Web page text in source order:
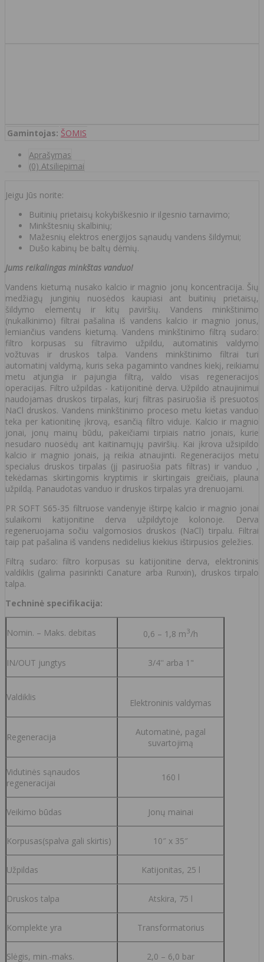
Gamintojas: ŠOMIS
Aprašymas
(0) Atsiliepimai
Jeigu Jūs norite:
Buitinių prietaisų kokybiškesnio ir ilgesnio tarnavimo;
Minkštesnių skalbinių;
Mažesnių elektros energijos sąnaudų vandens šildymui;
Dušo kabinų be baltų dėmių.
Jums reikalingas minkštas vanduo!
Vandens kietumą nusako kalcio ir magnio jonų koncentracija. Šių
medžiagų junginių nuosėdos kaupiasi ant buitinių prietaisų,
šildymo elementų ir kitų paviršių. Vandens minkštinimo
(nukalkinimo) filtrai pašalina iš vandens kalcio ir magnio jonus,
lemiančius vandens kietumą. Vandens minkštinimo filtrą sudaro:
filtro korpusas su filtravimo užpildu, automatinis valdymo
vožtuvas ir druskos talpa. Vandens minkštinimo filtrai turi
automatinį valdymą, kuris seka pagaminto vandnes kiekį, reikiamu
metu atjungia ir pajungia filtrą, valdo visas regeneracijos
operacijas. Filtro užpildas - katijonitinė derva. Užpildo atnaujinimui
naudojamas druskos tirpalas, kurį filtras pasiruošia iš presuotos
NaCl druskos. Vandens minkštinimo proceso metu kietas vanduo
teka per kationitinę įkrovą, esančią filtro viduje. Kalcio ir magnio
jonai, jonų mainų būdu, pakeičiami tirpiais natrio jonais, kurie
nesudaro nuosėdų ant kaitinamųjų paviršių. Kai įkrova užsipildo
kalcio ir magnio jonais, ją reikia atnaujinti. Regeneracijos metu
specialus druskos tirpalas (jį pasiruošia pats filtras) ir vanduo ,
tekėdamas skirtingomis kryptimis ir skirtingais greičiais, plauna
užpildą. Panaudotas vanduo ir druskos tirpalas yra drenuojami.
PR SOFT S65-35 filtruose vandenyje ištirpę kalcio ir magnio jonai
sulaikomi katijonitine derva užpildytoje kolonoje. Derva
regeneruojama sočiu valgomosios druskos (NaCl) tirpalu. Filtrai
taip pat pašalina iš vandens nedidelius kiekius ištirpusios geležies.
Filtrą sudaro: filtro korpusas su katijonitine derva, elektroninis
valdiklis (galima pasirinkti Canature arba Runxin), druskos tirpalo
talpa.
Techninė specifikacija:
Nomin. – Maks. debitas 0,6 – 1,8 m3/h
IN/OUT jungtys 3/4'' arba 1"
Valdiklis
Elektroninis valdymas
Regeneracija
Automatinė, pagal
suvartojimą
Vidutinės sąnaudos
regeneracijai
160 l
Veikimo būdas Jonų mainai
Korpusas(spalva gali skirtis) 10″ x 35″
Užpildas Katijonitas, 25 l
Druskos talpa Atskira, 75 l
Komplekte yra Transformatorius
Slėgis, min.-maks. 2,0 – 6,0 bar